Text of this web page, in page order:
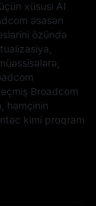
xüsusi AI
əsasən
özündə
Broadcom
həmçinin
kimi proqram